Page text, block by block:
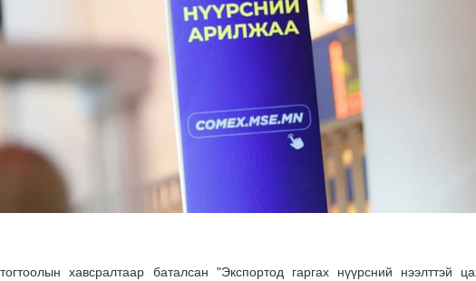
хавсралтаар баталсан "Экспортод гаргах нүүрсний нээлттэй